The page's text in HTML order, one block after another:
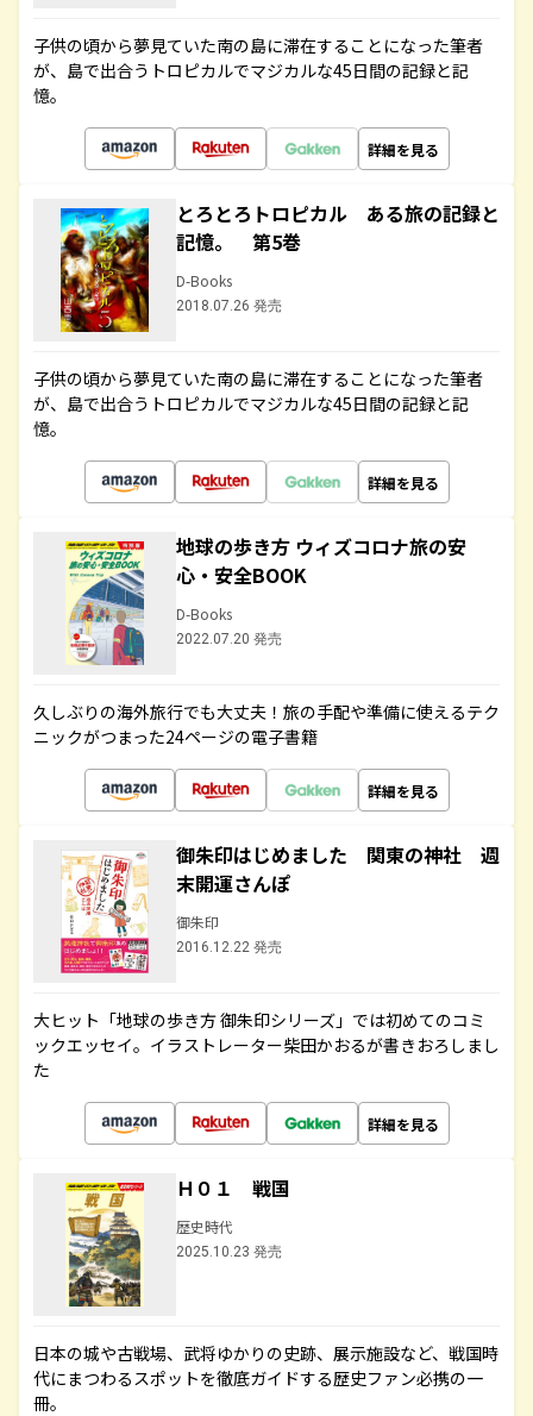
子供の頃から夢見ていた南の島に滞在することになった筆者
が、島で出合うトロピカルでマジカルな45日間の記録と記
憶。
詳細を見る
とろとろトロピカル ある旅の記録と
記憶。 第5巻
D-Books
2018.07.26 発売
子供の頃から夢見ていた南の島に滞在することになった筆者
が、島で出合うトロピカルでマジカルな45日間の記録と記
憶。
詳細を見る
地球の歩き方 ウィズコロナ旅の安
心・安全BOOK
D-Books
2022.07.20 発売
久しぶりの海外旅行でも大丈夫！旅の手配や準備に使えるテク
ニックがつまった24ページの電子書籍
詳細を見る
御朱印はじめました 関東の神社 週
末開運さんぽ
御朱印
2016.12.22 発売
大ヒット「地球の歩き方 御朱印シリーズ」では初めてのコミ
ックエッセイ。イラストレーター柴田かおるが書きおろしまし
た
詳細を見る
Ｈ０１ 戦国
歴史時代
2025.10.23 発売
日本の城や古戦場、武将ゆかりの史跡、展示施設など、戦国時
代にまつわるスポットを徹底ガイドする歴史ファン必携の一
冊。